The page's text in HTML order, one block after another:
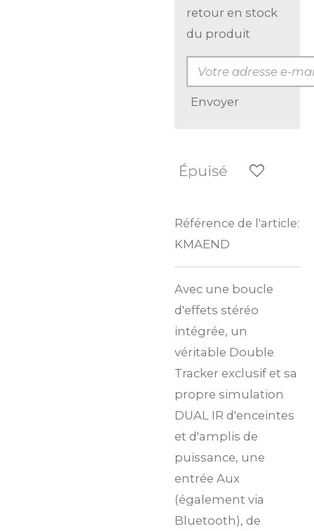
retour en stock
du produit
Envoyer
Épuisé
Référence de l'article:
KMAEND
Avec une boucle
d'effets stéréo
intégrée, un
véritable Double
Tracker exclusif et sa
propre simulation
DUAL IR d'enceintes
et d'amplis de
puissance, une
entrée Aux
(également via
Bluetooth), de